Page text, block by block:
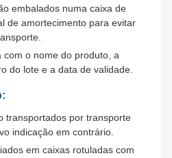
embalados numa caixa de
de amortecimento para evitar
com o nome do produto, a
do lote e a data de validade.
transportados por transporte
indicação em contrário.
em caixas rotuladas com